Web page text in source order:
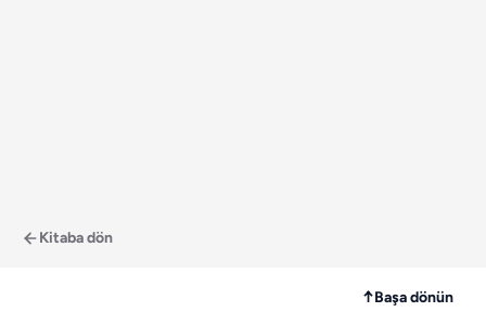
Kitaba dön
↑Başa dönün